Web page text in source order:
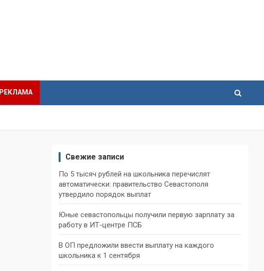
РЕКЛАМА
Свежие записи
По 5 тысяч рублей на школьника перечислят
автоматически: правительство Севастополя
утвердило порядок выплат
Юные севастопольцы получили первую зарплату за
работу в ИТ-центре ПСБ
В ОП предложили ввести выплату на каждого
школьника к 1 сентября